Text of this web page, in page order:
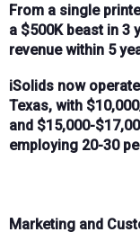
From a single
a $500K beastin 3
revenue within 5
iSolids now
Texas, with
and $15,000-
employing 20-30
Marketing and